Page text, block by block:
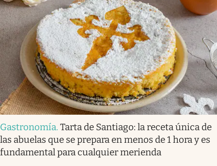
Gastronomía. Tarta de Santiago: la receta única de
las abuelas que se prepara en menos de 1 hora y es
fundamental para cualquier merienda